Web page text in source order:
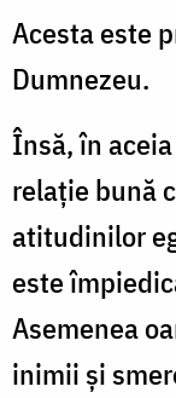
Acesta este
Dumnezeu.
Însă, în
relație bună
atitudinilor
este
Asemenea
inimii și